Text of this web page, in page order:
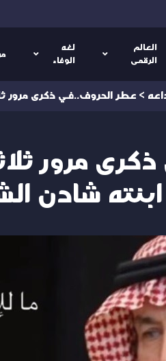
العالم
الرقمى
لغه
الوفاء
> عطر الحروف..في ذكرى مرور
مرور
شادن